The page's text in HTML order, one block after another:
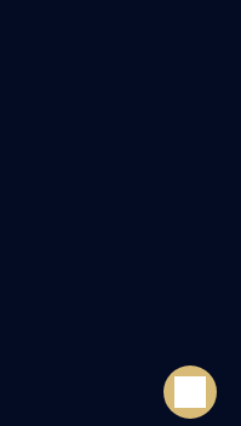
en haut de page